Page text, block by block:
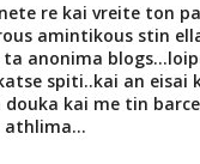
re kai vreite ton
amintikous stin
anonima
spiti..kai an eisai
kai me tin
athlima...